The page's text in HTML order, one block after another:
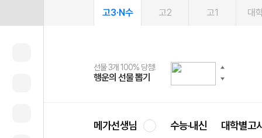
고3·N수 고2 고1 대
선물 3개 100% 당첨!
행운의 선물 뽑기
선물 100% 증정!
메가스터디 X 올리브
여름방학 스터디 캐시백
메가런 썸머스쿨
2027 러셀 단과
강사 공개선발
스마트러닝앱
설문 EVENT
메가패스
3일 무료 체험권
메가패스 수강생 무료혜택!
메가클럽 멤버십
사회공헌 캠페인
희망이룸 메가나눔
메가선생님 수능·내신 대학별고